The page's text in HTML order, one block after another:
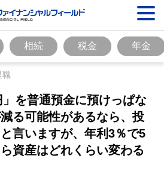
相続 税金 年金
職
を普通預金に預けっぱな
る可能性があるなら、投
言いますが、年利3％で5
資産はどれくらい変わる